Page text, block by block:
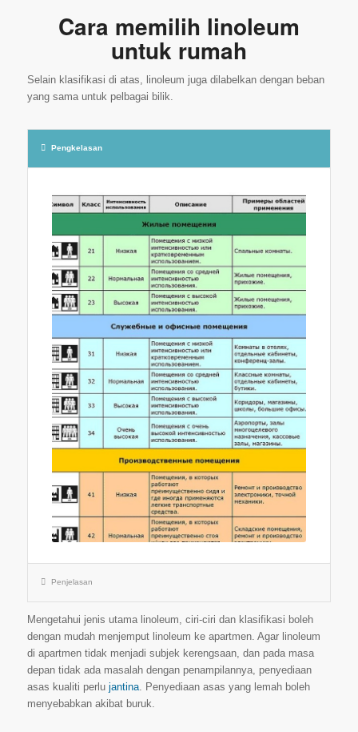
Cara memilih linoleum
untuk rumah
Selain klasifikasi di atas, linoleum juga dilabelkan dengan beban
yang sama untuk pelbagai bilik.
Pengkelasan
Penjelasan
Mengetahui jenis utama linoleum, ciri-ciri dan klasifikasi boleh
dengan mudah menjemput linoleum ke apartmen. Agar linoleum
di apartmen tidak menjadi subjek kerengsaan, dan pada masa
depan tidak ada masalah dengan penampilannya, penyediaan
asas kualiti perlu jantina. Penyediaan asas yang lemah boleh
menyebabkan akibat buruk.